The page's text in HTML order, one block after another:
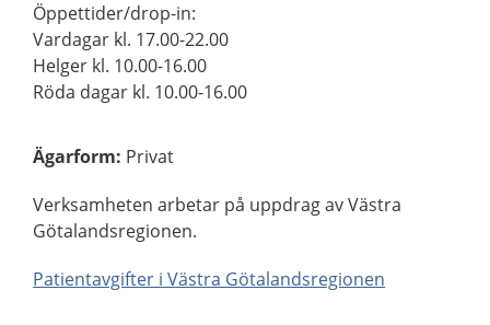
Öppettider/drop-in:
Vardagar kl. 17.00-22.00
Helger kl. 10.00-16.00
Röda dagar kl. 10.00-16.00
Ägarform: Privat
Verksamheten arbetar på uppdrag av Västra
Götalandsregionen.
Patientavgifter i Västra Götalandsregionen